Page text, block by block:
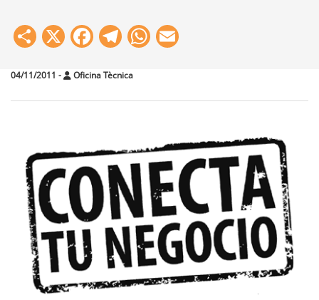
Share
X Facebook
Telegram
WhatsApp
04/11/2011 - Oficina Tècnica